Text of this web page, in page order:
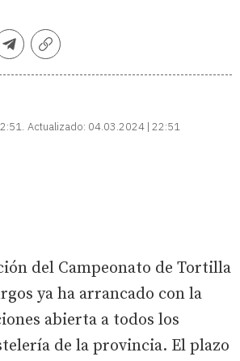
TelegramCopiar
Actualizado: 04.03.2024 | 22:51
del Campeonato de Tortilla
ya ha arrancado con la
abierta a todos los
de la provincia. El plazo